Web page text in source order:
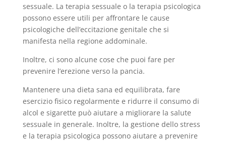
sessuale. La terapia sessuale o la terapia psicologica
possono essere utili per affrontare le cause
psicologiche dell’eccitazione genitale che si
manifesta nella regione addominale.
Inoltre, ci sono alcune cose che puoi fare per
prevenire l’erezione verso la pancia.
Mantenere una dieta sana ed equilibrata, fare
esercizio fisico regolarmente e ridurre il consumo di
alcol e sigarette può aiutare a migliorare la salute
sessuale in generale. Inoltre, la gestione dello stress
e la terapia psicologica possono aiutare a prevenire